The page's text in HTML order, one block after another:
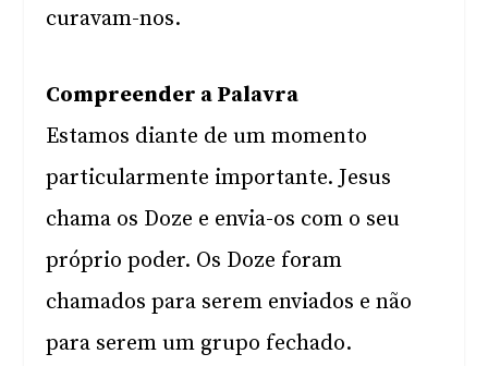
curavam-nos.
Compreender a Palavra
Estamos diante de um momento
particularmente importante. Jesus
chama os Doze e envia-os com o seu
próprio poder. Os Doze foram
chamados para serem enviados e não
para serem um grupo fechado.